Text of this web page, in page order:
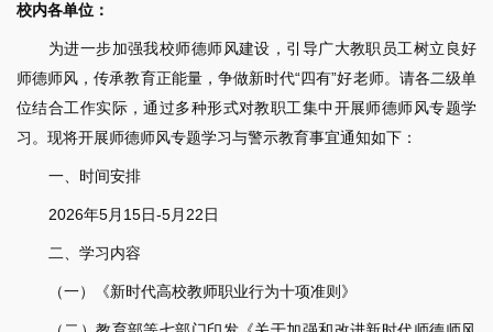
校内各单位：
为进一步加强我校师德师风建设，引导广大教职员工树立良好
师德师风，传承教育正能量，争做新时代“四有”好老师。请各二级单
位结合工作实际，通过多种形式对教职工集中开展师德师风专题学
习。现将开展师德师风专题学习与警示教育事宜通知如下：
一、时间安排
2026年5月15日-5月22日
二、学习内容
（一）《新时代高校教师职业行为十项准则》